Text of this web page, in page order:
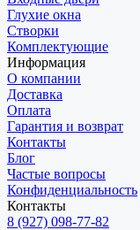
Глухие окна
Створки
Комплектующие
Информация
О компании
Доставка
Оплата
Гарантия и возврат
Контакты
Блог
Частые вопросы
Конфиденциальность
Контакты
8 (927) 098-77-82